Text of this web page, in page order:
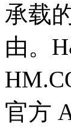
承载
由。
官方